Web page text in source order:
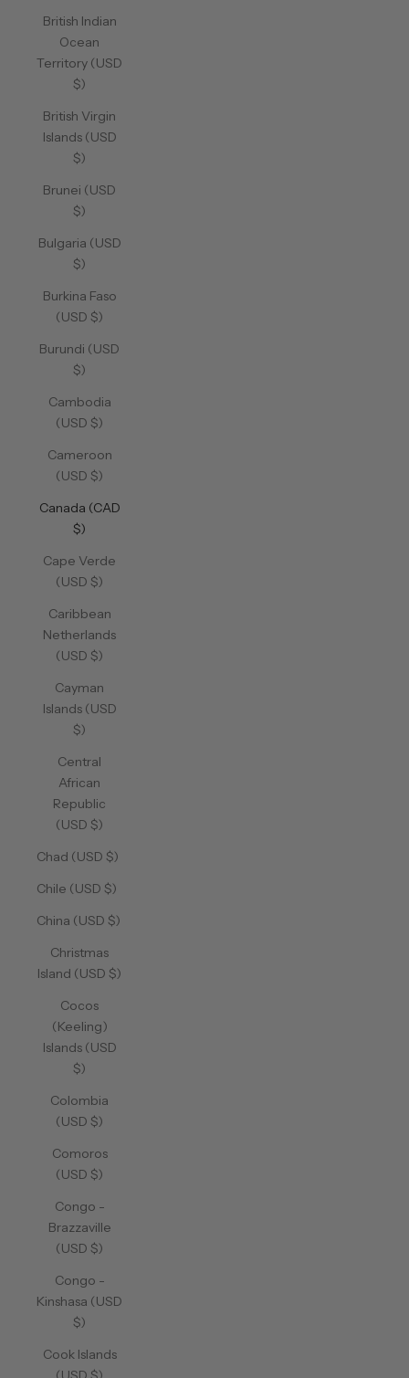
British Indian
Ocean
Territory (USD
$)
British Virgin
Islands (USD
$)
Brunei (USD
$)
Bulgaria (USD
$)
Burkina Faso
(USD $)
Burundi (USD
$)
Cambodia
(USD $)
Cameroon
(USD $)
Canada (CAD
$)
Cape Verde
(USD $)
Caribbean
Netherlands
(USD $)
Cayman
Islands (USD
$)
Central
African
Republic
(USD $)
Chad (USD $)
Chile (USD $)
China (USD $)
Christmas
Island (USD $)
Cocos
(Keeling)
Islands (USD
$)
Colombia
(USD $)
Comoros
(USD $)
Congo -
Brazzaville
(USD $)
Congo -
Kinshasa (USD
$)
Cook Islands